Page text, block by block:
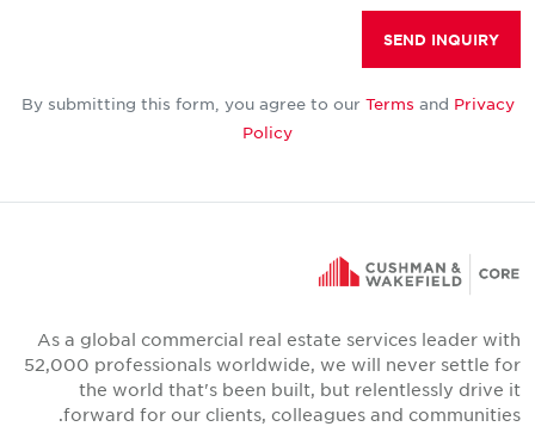
SEND INQUIRY
By submitting this form, you agree to our Terms and Privacy
Policy
As a global commercial real estate services leader with
52,000 professionals worldwide, we will never settle for
the world that's been built, but relentlessly drive it
forward for our clients, colleagues and communities.